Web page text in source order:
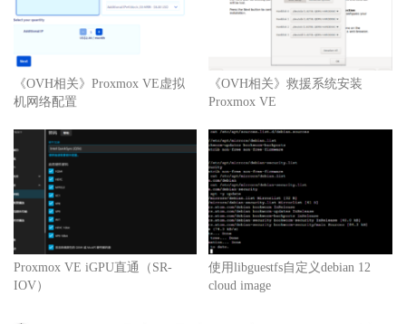
《OVH相关》Proxmox VE虚拟
机网络配置
《OVH相关》救援系统安装
Proxmox VE
Proxmox VE iGPU直通（SR-
IOV）
使用libguestfs自定义debian 12
cloud image